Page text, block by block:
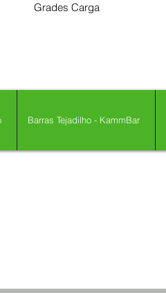
Grades Carga
Barras Tejadilho - KammBar